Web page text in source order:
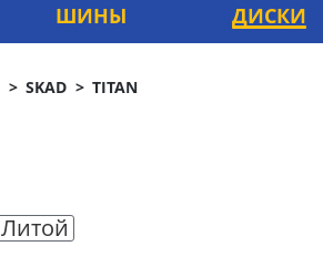
ШИНЫ ДИСКИ
SKAD TITAN
Литой